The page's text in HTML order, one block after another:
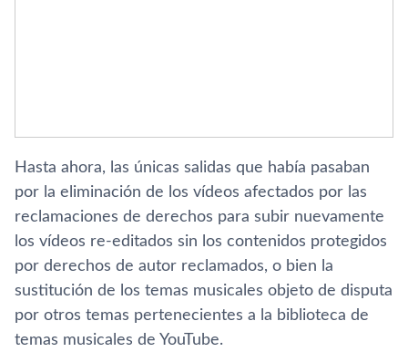
Hasta ahora, las únicas salidas que había pasaban
por la eliminación de los vídeos afectados por las
reclamaciones de derechos para subir nuevamente
los vídeos re-editados sin los contenidos protegidos
por derechos de autor reclamados, o bien la
sustitución de los temas musicales objeto de disputa
por otros temas pertenecientes a la biblioteca de
temas musicales de YouTube.